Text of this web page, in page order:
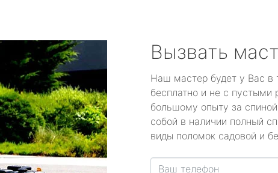
Вызвать
Наш мастер будет у Вас в
бесплатно и не с пустыми
большому опыту за
собой в наличии полный
виды поломок садовой и